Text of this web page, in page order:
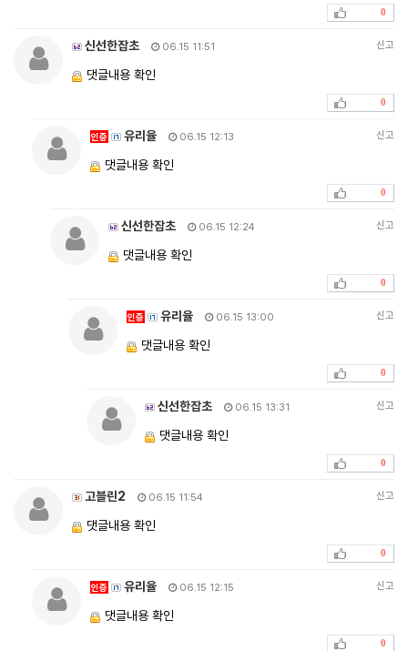
0
신선한잡초 06.15 11:51 신고
댓글내용 확인
0
인증 유리율 06.15 12:13 신고
댓글내용 확인
0
신선한잡초 06.15 12:24 신고
댓글내용 확인
0
인증 유리율 06.15 13:00 신고
댓글내용 확인
0
신선한잡초 06.15 13:31 신고
댓글내용 확인
0
고블린2 06.15 11:54 신고
댓글내용 확인
0
인증 유리율 06.15 12:15 신고
댓글내용 확인
0